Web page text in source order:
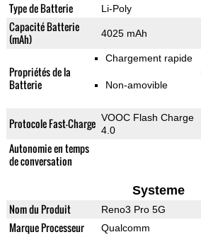
Type de Batterie Li-Poly
Capacité Batterie
(mAh)
4025 mAh
Propriétés de la
Batterie
Chargement rapide
Non-amovible
Protocole Fast-Charge VOOC Flash Charge
4.0
Autonomie en temps
de conversation
Systeme
Nom du Produit Reno3 Pro 5G
Marque Processeur Qualcomm